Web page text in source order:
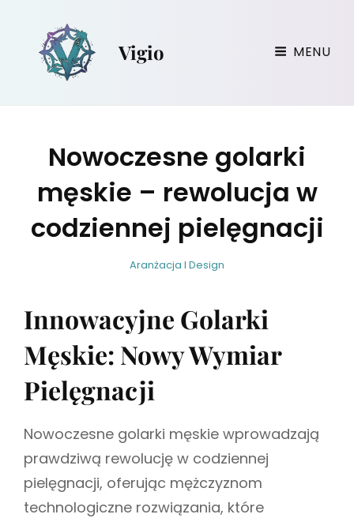
Vigio MENU
Nowoczesne golarki
męskie – rewolucja w
codziennej pielęgnacji
C
E
G
O
R
E
Aranżacja I DesignBw
i
i
Innowacyjne Golarki
Męskie: Nowy Wymiar
Pielęgnacji
Nowoczesne golarki męskie wprowadzają
prawdziwą rewolucję w codziennej
pielęgnacji, oferując mężczyznom
technologiczne rozwiązania, które